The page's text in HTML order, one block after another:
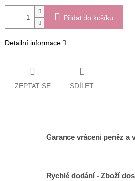
Přidat do košíku
Detailní informace
ZEPTAT SE SDÍLET
Garance vrácení peněz a
Rychlé dodání - Zboží